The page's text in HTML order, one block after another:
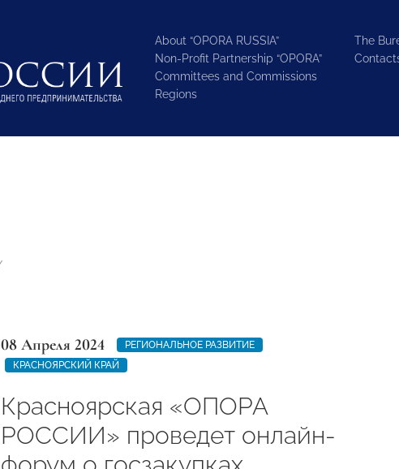
About “OPORA RUSSIA”
Non-Profit Partnership “OPORA”
Committees and Commissions
Regions
The
08 Апреля 2024
РЕГИОНАЛЬНОЕ РАЗВИТИЕ
КРАСНОЯРСКИЙ КРАЙ
Красноярская «ОПОРА
РОССИИ» проведет онлайн-